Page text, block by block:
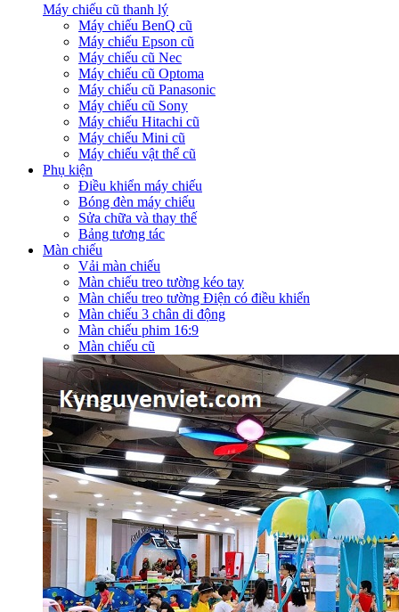
Máy chiếu cũ thanh lý
Máy chiếu BenQ cũ
Máy chiếu Epson cũ
Máy chiếu cũ Nec
Máy chiếu cũ Optoma
Máy chiếu cũ Panasonic
Máy chiếu cũ Sony
Máy chiếu Hitachi cũ
Máy chiếu Mini cũ
Máy chiếu vật thể cũ
Phụ kiện
Điều khiển máy chiếu
Bóng đèn máy chiếu
Sửa chữa và thay thế
Bảng tương tác
Màn chiếu
Vải màn chiếu
Màn chiếu treo tường kéo tay
Màn chiếu treo tường Điện có điều khiển
Màn chiếu 3 chân di động
Màn chiếu phim 16:9
Màn chiếu cũ